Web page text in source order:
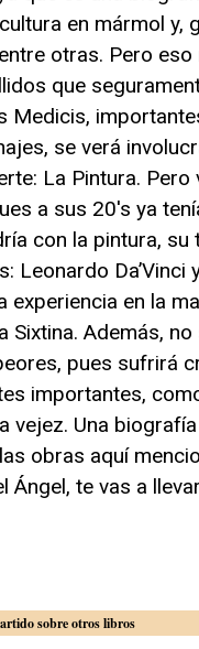
en mármol y,
otras. Pero
que
Medicis,
se verá
La Pintura. Pero
a sus 20's ya
con la pintura,
Da’Vinci
en la
Sixtina. Además,
pues sufrirá
importantes,
vejez. Una
obras aquí
Ángel, te vas a
sobre otros libros